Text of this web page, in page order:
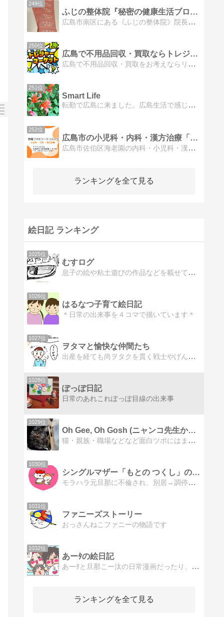
249位
ふじの整体院『秘密の健康生活ブログ』 【広島市南区】
広島市南区にある《ふじの整体院》院長の「仕事とか、趣味とか、思っていることとか・・・」" 秘密 "の健康生活ブログ
250位
広島で不用品回収・買取ならトレジャーマーケット
広島で不用品回収・買取をお考えならリサイクルショップのトレジャーマーケットにお任せください。広島県を拠点に中古品の買取・販売をしている総合リユースショップです。出張買取、店頭買取、宅配買取と幅広く買取方法をご用意しております！
251位
Smart Life
転勤で広島に来ました。広島生活で感じたこと、オススメのお店、美味しいモノ、育児のことを綴っています。
252位
広島市の小児科・内科・漢方治療「赤尾ファミリークリニック」
広島市佐伯区海老園の内科・小児科・漢方治療クリニックです。赤ちゃんからお年寄りまで、困った時には何でもすぐに相談できる、身近な「ホームドクター」TEL：082…
ランキングを全て見る
絵日記 ランキング
1025位
むすログ
息子の絵や粘土遊びの作品などを載せています。
1026位
はるなつ子育て絵日記
＊日常の出来事を４コマで描いています＊
1027位
ヲタマと愉快な仲間たち
出産を経ても尚ヲタクを貫く戦士やげんが、育児やヲタママの日常を絵日記で描いてます！ゆるゆるだったり一生懸命だったりしながら二児の育児中です。繋がれヲタマの輪！
1028位
ぽっぽ日記
日常のあれこれぽっぽ目線の出来事
1029位
Oh Gee, Oh Gosh (ニャンコ先生から学ぼう)
猫・親族・職場などなど面白ツボにはまったこと。
1030位
シングルマザー「もとの つくし」の愉快な日々
モラハラ元旦那に不倫され、別居→調停を経て離婚したシングルマザー「もとの つくし」です。現在はモラハラ被害を描いてます！他にも面白育児漫画や不倫発覚の事も描いてます(*^^*)
1031位
ファニーズストーリー
おっさんねこファニーの物語です
1032位
あーﾀの絵日記
あーﾀと旦那こー汰の日常漫画だったり、家族の笑える話
ランキングを全て見る